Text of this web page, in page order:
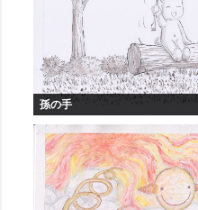
孫の手